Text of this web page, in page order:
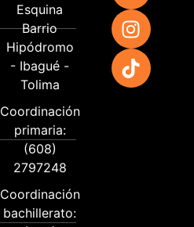
Esquina
Barrio
Hipódromo
- Ibagué -
Tolima
Coordinación
primaria:
(608)
2797248
Coordinación
bachillerato: